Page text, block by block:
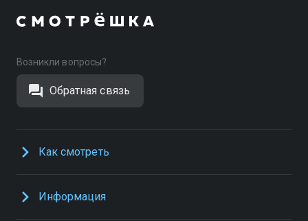
Возникли вопросы?
Обратная связь
Как смотреть
Информация